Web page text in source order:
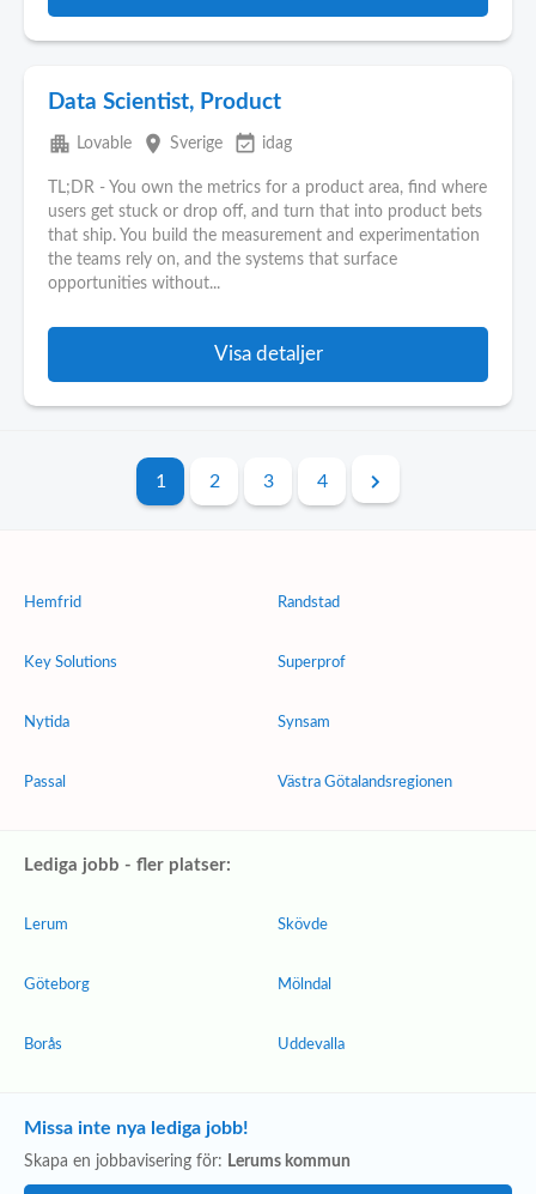
Data Scientist, Product
apartment Lovable place Sverige event_available idag
TL;DR - You own the metrics for a product area, find where
users get stuck or drop off, and turn that into product bets
that ship. You build the measurement and experimentation
the teams rely on, and the systems that surface
opportunities without...
Visa detaljer
1 2 3 4
Hemfrid
Key Solutions
Nytida
Passal
Randstad
Superprof
Synsam
Västra Götalandsregionen
Lediga jobb - fler platser:
Lerum
Göteborg
Borås
Skövde
Mölndal
Uddevalla
Missa inte nya lediga jobb!
Skapa en jobbavisering för: Lerums kommun